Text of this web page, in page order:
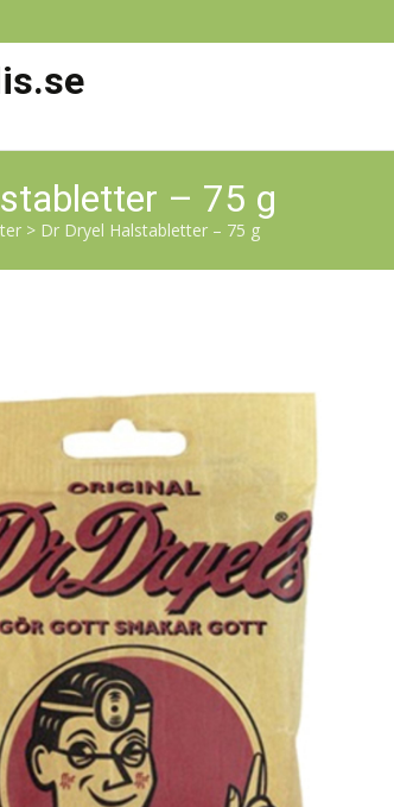
– 75 g
> Dr Dryel Halstabletter – 75 g